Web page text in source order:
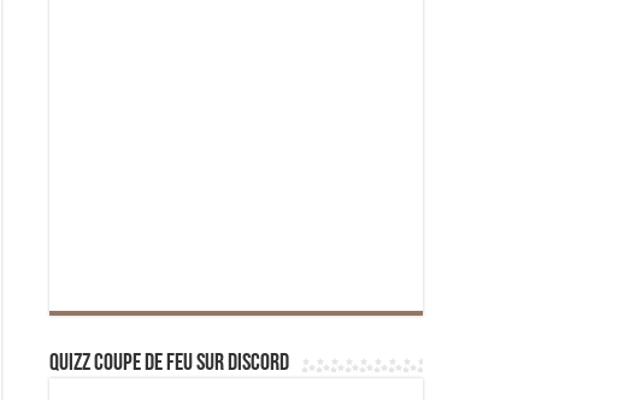
Quizz Coupe de Feu sur Discord